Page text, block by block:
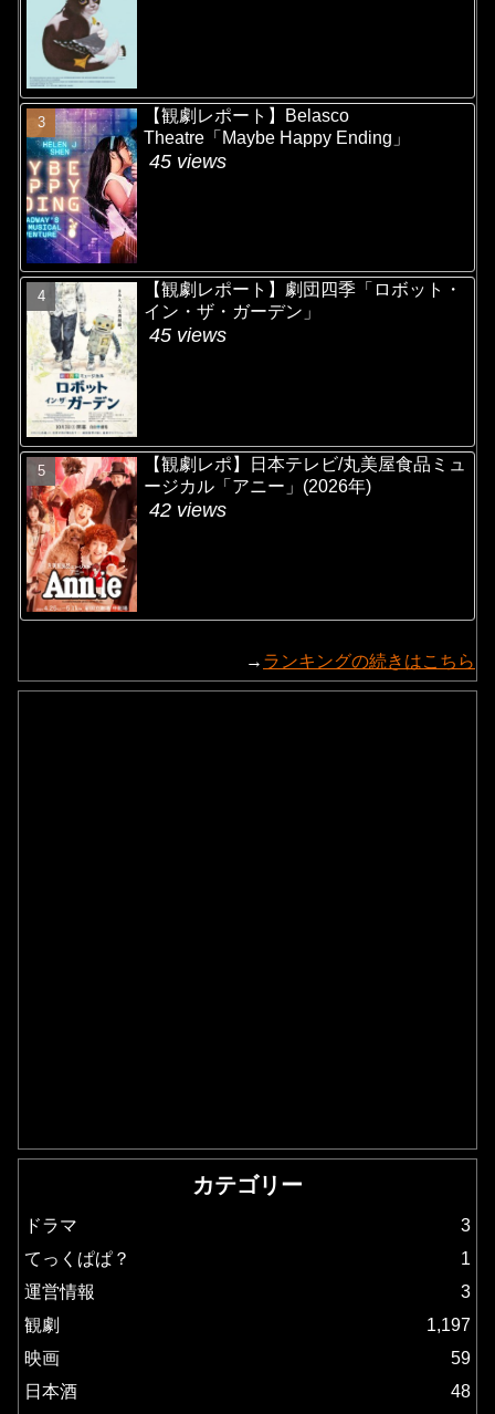
【観劇レポート】Belasco
Theatre「Maybe Happy Ending」
45 views
【観劇レポート】劇団四季「ロボット・
イン・ザ・ガーデン」
45 views
【観劇レポ】日本テレビ/丸美屋食品ミュ
ージカル「アニー」(2026年)
42 views
→ ランキングの続きはこちら
カテゴリー
ドラマ
3
てっくぱぱ？
1
運営情報
3
観劇
1,197
映画
59
日本酒
48